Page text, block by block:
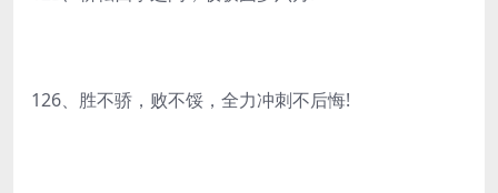
126、胜不骄，败不馁，全力冲刺不后悔!